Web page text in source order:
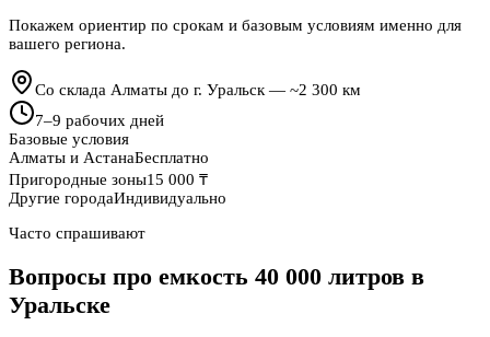
Покажем ориентир по срокам и базовым условиям именно для
вашего региона.
Со склада Алматы до г. Уральск — ~2 300 км
7–9 рабочих дней
Базовые условия
Алматы и АстанаБесплатно
Пригородные зоны15 000 ₸
Другие городаИндивидуально
Часто спрашивают
Вопросы про емкость 40 000 литров в
Уральске